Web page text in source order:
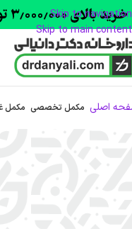
Skip to navigation
Skip to main content
اصلی مکمل تخصصی مکمل